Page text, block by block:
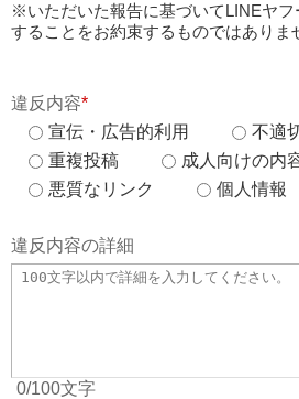
※いただいた報告に基づいてLINEヤ
することをお約束するものではありま
違反内容*
宣伝・広告的利用
不適
重複投稿
成人向けの内
悪質なリンク
個人情報
違反内容の詳細
0/100文字